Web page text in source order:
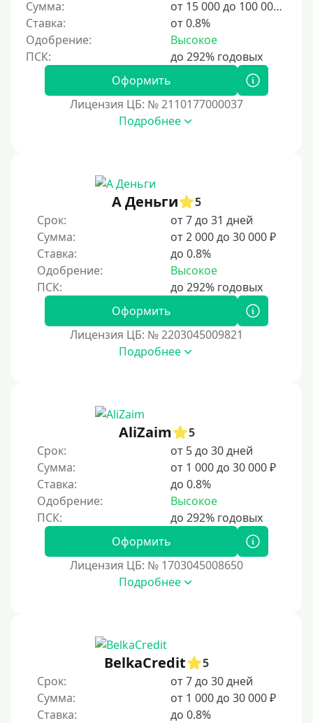
Сумма:
от 15 000 до 100 000 ₽
Ставка:
от 0.8%
Одобрение:
Высокое
Оформить
Лицензия ЦБ: № 2110177000037
Подробнее
А Деньги
5
Срок:
от 7 до 31 дней
Сумма:
от 2 000 до 30 000 ₽
Ставка:
до 0.8%
Одобрение:
Высокое
Оформить
Лицензия ЦБ: № 2203045009821
Подробнее
AliZaim
5
Срок:
от 5 до 30 дней
Сумма:
от 1 000 до 30 000 ₽
Ставка:
до 0.8%
Одобрение:
Высокое
Оформить
Лицензия ЦБ: № 1703045008650
Подробнее
BelkaCredit
5
Срок:
от 7 до 30 дней
Сумма:
от 1 000 до 30 000 ₽
Ставка:
до 0.8%